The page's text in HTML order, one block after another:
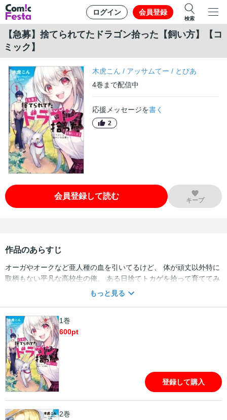
ログイン 会員登録
検索
【急募】捨てられてたドラゴン拾った【飼い方】【コ
ミック】
木虎こん / アッサムてー / とぴあ
4巻 まで配信中
応援メッセージを書く
2
会員登録して読む キープ
作品のあらすじ
オーガやオークなど亜人種の血を引いてるけど、 体が頑丈以外特に
取柄もない平凡な高校生の俺。 ある日捨てトカゲを拾って育ててみ
たら、 とんでもないレアドラゴンだった!! 以来俺の平凡な日常に、
もっと見る
1巻
600pt
登録して購入
2巻